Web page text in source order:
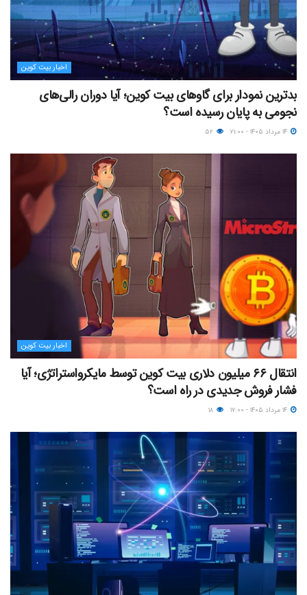
اخبار بیت کوین
بدترین نمودار برای گاوهای بیت کوین؛ آیا دوران رالی‌های
نجومی به پایان رسیده است؟
اخبار بیت کوین
انتقال ۶۶ میلیون دلاری بیت کوین توسط مایکرواستراتژی؛ آیا
فشار فروش جدیدی در راه است؟